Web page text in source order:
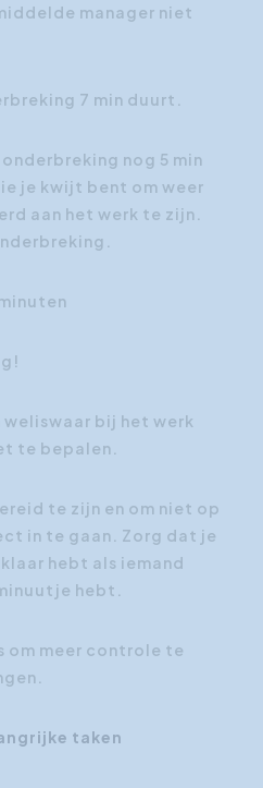
manager niet
7 min duurt.
nog 5 min
je kwijt bent om weer
aan het werk te zijn.
bij het werk
te bepalen.
te zijn en om niet op
in te gaan. Zorg dat je
hebt als iemand
hebt.
om meer controle te
taken